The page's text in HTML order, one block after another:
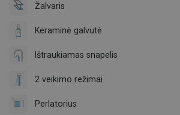
Žalvaris
Keraminė galvutė
Ištraukiamas snapelis
2 veikimo režimai
Perlatorius